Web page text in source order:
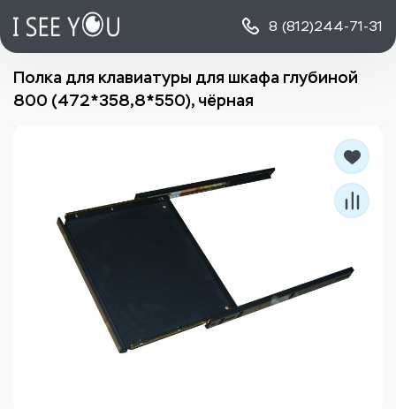
8 (812)244-71-31
Полка для клавиатуры для шкафа глубиной
800 (472*358,8*550), чёрная